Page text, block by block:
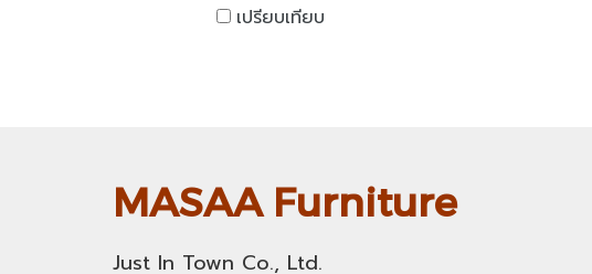
เปรียบเทียบ
MASAA Furniture
Just In Town Co., Ltd.